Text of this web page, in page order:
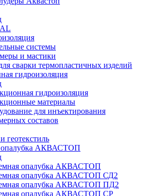
системы
и мастики
сварки термопластичных изделий
гидроизоляция
гидроизоляция
материалы
для инъектирования
составов
геотекстиль
опалубка АКВАСТОП
опалубка АКВАСТОП
опалубка АКВАСТОП СД2
опалубка АКВАСТОП ПД2
опалубка АКВАСТОП СР